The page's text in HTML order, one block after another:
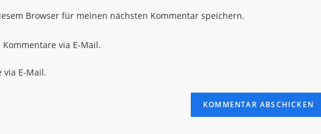
Browser für meinen nächsten Kommentar speichern.
via E-Mail.
via E-Mail.